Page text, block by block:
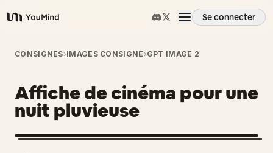
YouMind
Se connecter
Aperçu
Cas d'usage
Compétences
CONSIGNES›IMAGES CONSIGNE ›GPT IMAGE 2
Affiche de cinéma pour une
nuit pluvieuse